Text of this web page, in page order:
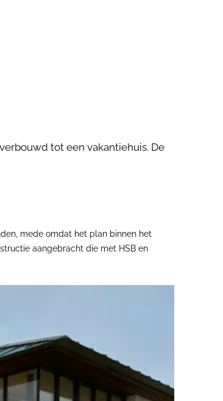
tot een vakantiehuis. De
mede omdat het plan binnen het
aangebracht die met HSB en